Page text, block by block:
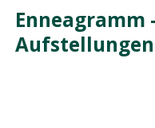
Enneagramm
Aufstellungen